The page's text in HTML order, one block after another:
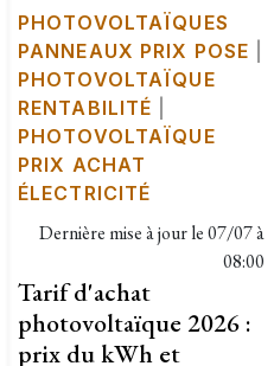
PHOTOVOLTAÏQUES
PANNEAUX PRIX POSE
PHOTOVOLTAÏQUE
RENTABILITÉ
PHOTOVOLTAÏQUE
PRIX ACHAT
ÉLECTRICITÉ
Dernière mise à jour le07/07 à
08:00
Tarif d'achat
photovoltaïque 2026 :
prix du kWh et